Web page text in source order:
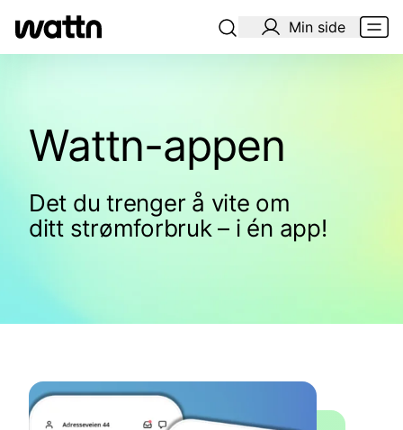
Min side
Wattn-appen
Det du trenger å vite om
ditt strømforbruk – i én app!